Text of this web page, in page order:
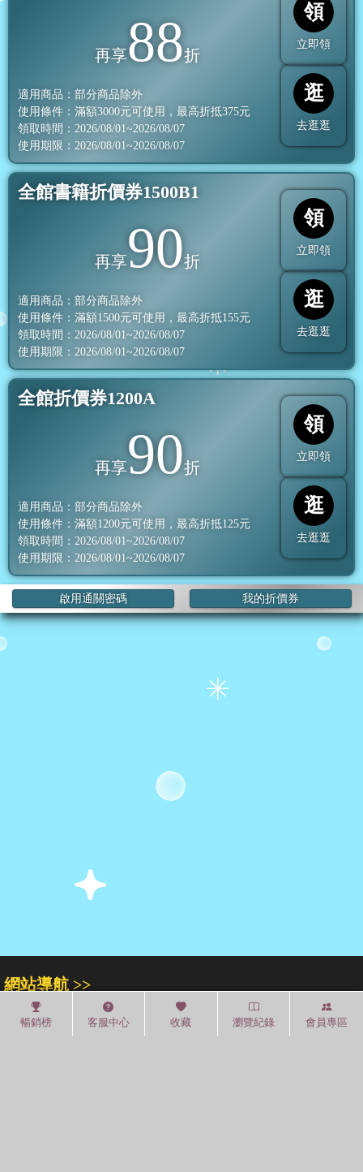
再享88折
適用商品：部分商品除外
使用條件：滿額3000元可使用，最高折抵375元
領取時間：2026/08/01~2026/08/07
使用期限：2026/08/01~2026/08/07
領
立即領
逛
去逛逛
全館書籍折價券1500B1
再享90折
適用商品：部分商品除外
使用條件：滿額1500元可使用，最高折抵155元
領取時間：2026/08/01~2026/08/07
使用期限：2026/08/01~2026/08/07
領
立即領
逛
去逛逛
全館折價券1200A
再享90折
適用商品：部分商品除外
使用條件：滿額1200元可使用，最高折抵125元
領取時間：2026/08/01~2026/08/07
使用期限：2026/08/01~2026/08/07
領
立即領
逛
去逛逛
啟用通關密碼 我的折價券
暢銷榜 客服中心 收藏 瀏覽紀錄 會員專區
網站導航 >>
關於我們 門市專區
人才招募
紅利積點
中文分類
圖書分類法